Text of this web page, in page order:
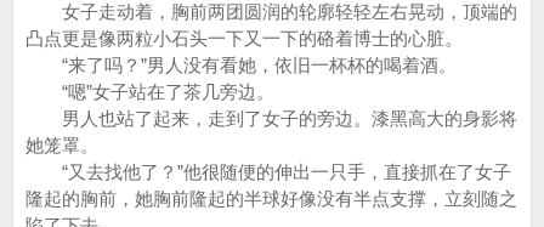
女子走动着，胸前两团圆润的轮廓轻轻左右晃动，顶端的
凸点更是像两粒小石头一下又一下的硌着博士的心脏。
“来了吗？”男人没有看她，依旧一杯杯的喝着酒。
“嗯”女子站在了茶几旁边。
男人也站了起来，走到了女子的旁边。漆黑高大的身影将
她笼罩。
“又去找他了？”他很随便的伸出一只手，直接抓在了女子
隆起的胸前，她胸前隆起的半球好像没有半点支撑，立刻随之